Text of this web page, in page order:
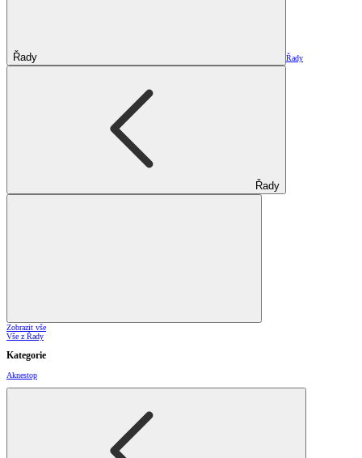
Řady Řady
Řady
Zobrazit vše
Vše z Řady
Kategorie
Aknestop